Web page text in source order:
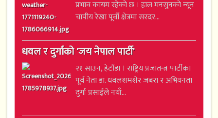
प्रभाव कायम रहेको छ । हाल मनसुनको न्यून
चापीय रेखा पूर्वी क्षेत्रमा सरदर...
धवल र दुर्गाको 'जय नेपाल पार्टी'
२१ साउन, हेटौंडा । राष्ट्रिय प्रजातन्त्र पार्टीका
पूर्व नेता डा. धवलशमशेर जबरा र अभियनता
दुर्गा प्रसाईंले नयाँ...